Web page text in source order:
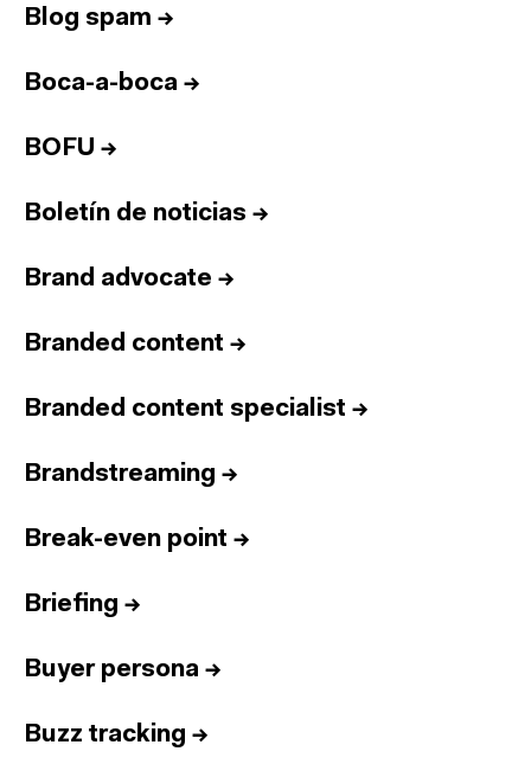
Blog spam →
Boca-a-boca →
BOFU →
Boletín de noticias →
Brand advocate →
Branded content →
Branded content specialist →
Brandstreaming →
Break-even point →
Briefing →
Buyer persona →
Buzz tracking →